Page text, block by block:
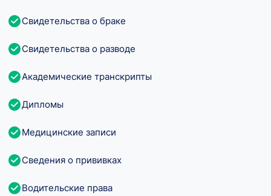
Свидетельства о браке
Свидетельства о разводе
Академические транскрипты
Дипломы
Медицинские записи
Сведения о прививках
Водительские права